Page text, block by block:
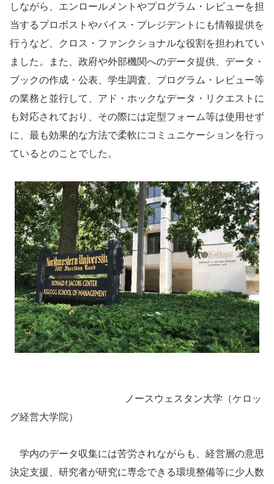
しながら、エンロールメントやプログラム・レビューを担
当するプロボストやバイス・プレジデントにも情報提供を
行うなど、クロス・ファンクショナルな役割を担われてい
ました。また、政府や外部機関へのデータ提供、データ・
ブックの作成・公表、学生調査、プログラム・レビュー等
の業務と並行して、アド・ホックなデータ・リクエストに
も対応されており、その際には定型フォーム等は使用せず
に、最も効果的な方法で柔軟にコミュニケーションを行っ
ているとのことでした。
ノースウェスタン大学（ケロッ
グ経営大学院）
学内のデータ収集には苦労されながらも、経営層の意思
決定支援、研究者が研究に専念できる環境整備等に少人数